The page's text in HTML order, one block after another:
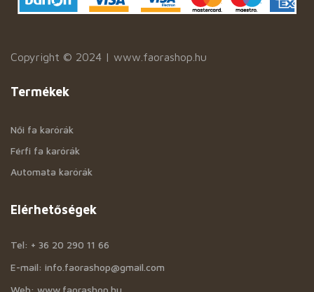
Copyright © 2024 | www.faorashop.hu
Termékek
Női fa karórák
Férfi fa karórák
Automata karórák
Elérhetőségek
Tel: + 36 20 290 11 66
E-mail: info.faorashop@gmail.com